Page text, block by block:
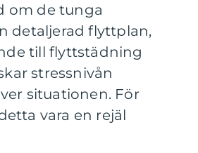
om de tunga
detaljerad flyttplan,
till flyttstädning
stressnivån
situationen. För
vara en rejäl